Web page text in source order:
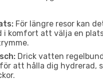
För längre resor kan
i komfort att välja en
Drick vatten
att hålla dig hydrerad,